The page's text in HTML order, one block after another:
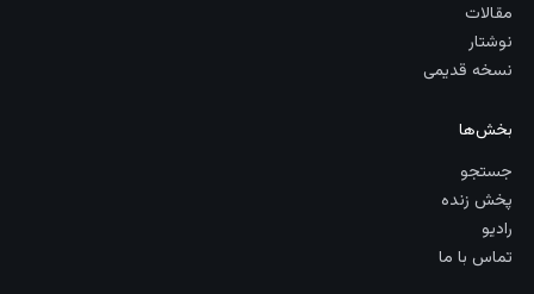
مقالات
نوشتار
نسخه قدیمی
بخش‌ها
جستجو
پخش زنده
رادیو
تماس با ما